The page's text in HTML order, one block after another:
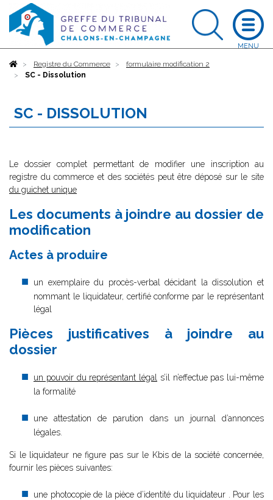
AccueilRegistre du Commerce
formulaire modification 2
SC - Dissolution
SC - DISSOLUTION
Le dossier complet permettant de modifier une inscription au
registre du commerce et des sociétés peut être déposé sur le site
du guichet unique
Les documents à joindre au dossier de
modification
Actes à produire
un exemplaire du procès-verbal décidant la dissolution et
nommant le liquidateur, certifié conforme par le représentant
légal
Pièces justificatives à joindre au
dossier
un pouvoir du représentant légal
s’il n’effectue pas lui-même
la formalité
une attestation de parution dans un journal d’annonces
légales.
Si le liquidateur ne figure pas sur le Kbis de la société concernée,
fournir les pièces suivantes:
une photocopie de la pièce d’identité du liquidateur . Pour les